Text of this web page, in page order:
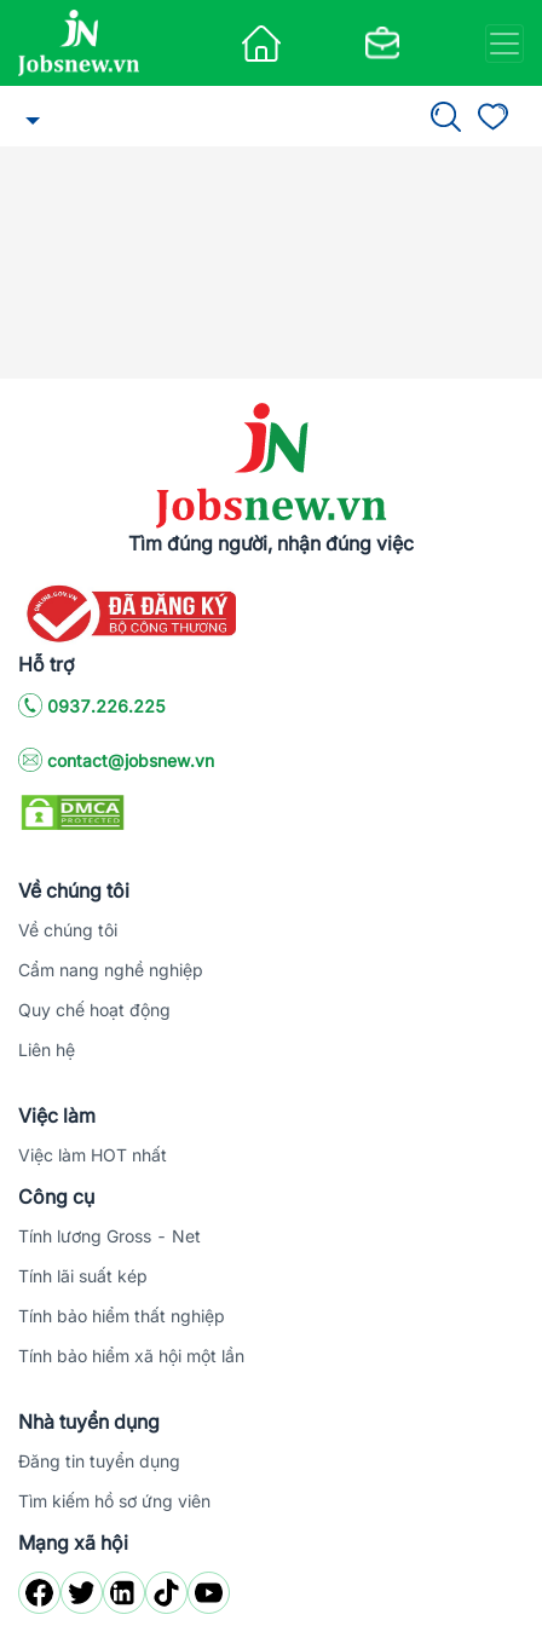
Tìm đúng người, nhận đúng việc
Hỗ trợ
0937.226.225
contact@jobsnew.vn
Về chúng tôi
Về chúng tôi
Cẩm nang nghề nghiệp
Quy chế hoạt động
Liên hệ
Việc làm
Việc làm HOT nhất
Công cụ
Tính lương Gross - Net
Tính lãi suất kép
Tính bảo hiểm thất nghiệp
Tính bảo hiểm xã hội một lần
Nhà tuyển dụng
Đăng tin tuyển dụng
Tìm kiếm hồ sơ ứng viên
Mạng xã hội